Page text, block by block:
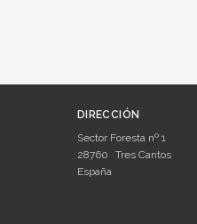
DIRECCIÓN
Sector Foresta nº 1
28760
Tres Cantos
España